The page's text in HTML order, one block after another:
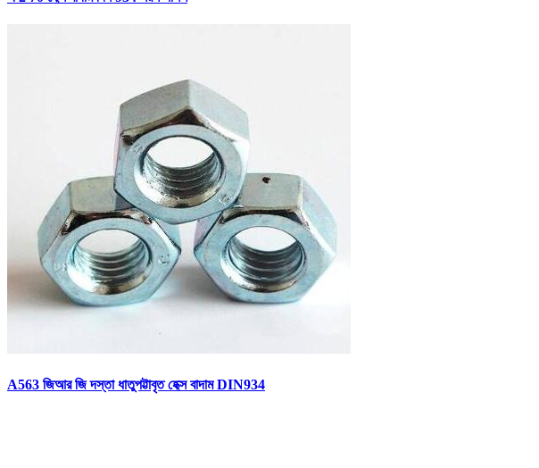
A563 জিআর জি দস্তা ধাতুপট্টাবৃত হেক্স বাদাম DIN934